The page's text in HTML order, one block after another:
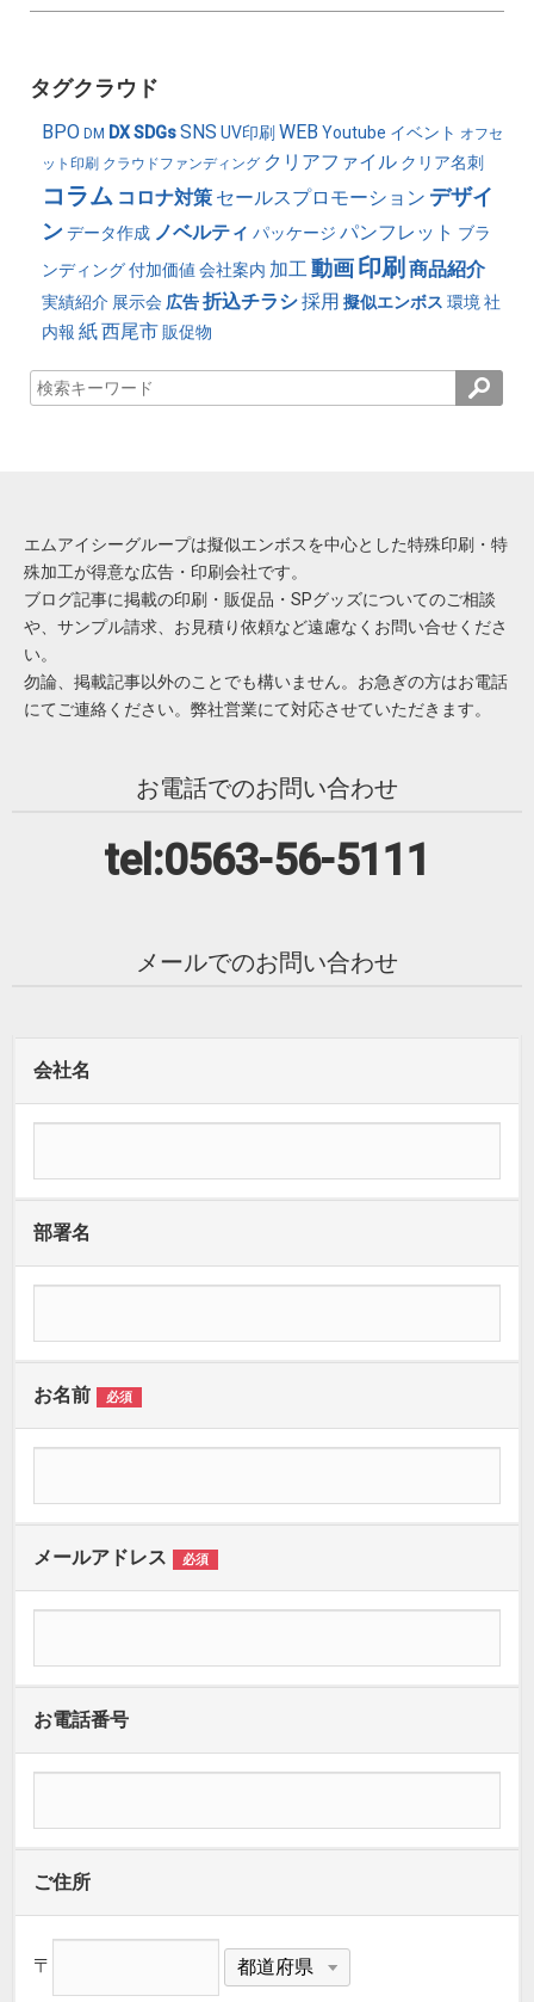
タグクラウド
BPO DM DXSDGsSNS UV印刷 WEB Youtube イベント オフセ
ット印刷 クラウドファンディング クリアファイル クリア名刺
コラム コロナ対策 セールスプロモーション デザイ
ンデータ作成 ノベルティ パッケージ パンフレット ブラ
ンディング付加価値 会社案内 加工 動画印刷 商品紹介
実績紹介 展示会 広告折込チラシ採用 擬似エンボス 環境 社
内報 紙西尾市 販促物
エムアイシーグループは擬似エンボスを中心とした特殊印刷・特
殊加工が得意な広告・印刷会社です。
ブログ記事に掲載の印刷・販促品・SPグッズについてのご相談
や、サンプル請求、お見積り依頼など遠慮なくお問い合せくださ
い。
勿論、掲載記事以外のことでも構いません。お急ぎの方はお電話
にてご連絡ください。弊社営業にて対応させていただきます。
お電話でのお問い合わせ
tel:0563-56-5111
メールでのお問い合わせ
会社名
部署名
お名前 必須
メールアドレス 必須
お電話番号
ご住所
〒